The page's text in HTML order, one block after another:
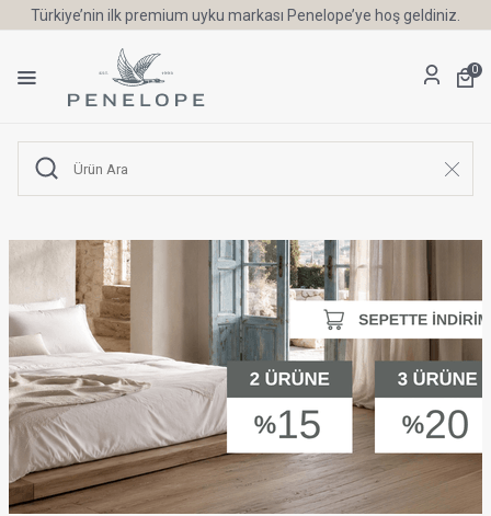
Türkiye’nin ilk premium uyku markası Penelope’ye hoş geldiniz.
0